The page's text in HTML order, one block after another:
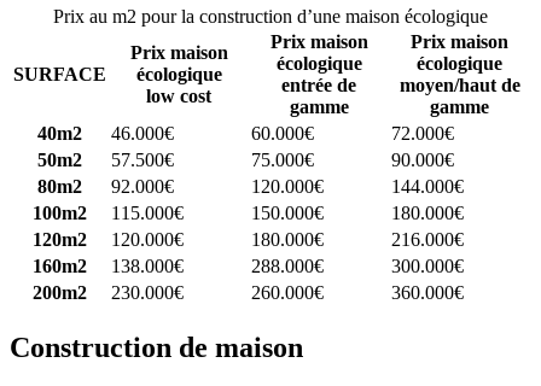
Prix au m2 pour la construction d’une maison écologique
SURFACE
Prix maison
écologique
low cost
Prix maison
écologique
entrée de
gamme
Prix maison
écologique
moyen/haut de
gamme
40m2
46.000€ 60.000€
72.000€
50m2
57.500€ 75.000€
90.000€
80m2
92.000€ 120.000€
144.000€
100m2
115.000€ 150.000€
180.000€
120m2
120.000€ 180.000€
216.000€
160m2
138.000€ 288.000€
300.000€
200m2
230.000€ 260.000€ 360.000€
Construction de maison